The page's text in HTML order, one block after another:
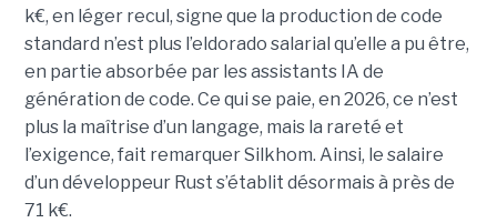
k€, en léger recul, signe que la production de code
standard n’est plus l’eldorado salarial qu’elle a pu être,
en partie absorbée par les assistants IA de
génération de code. Ce qui se paie, en 2026, ce n’est
plus la maîtrise d’un langage, mais la rareté et
l’exigence, fait remarquer Silkhom. Ainsi, le salaire
d’un développeur Rust s’établit désormais à près de
71 k€.